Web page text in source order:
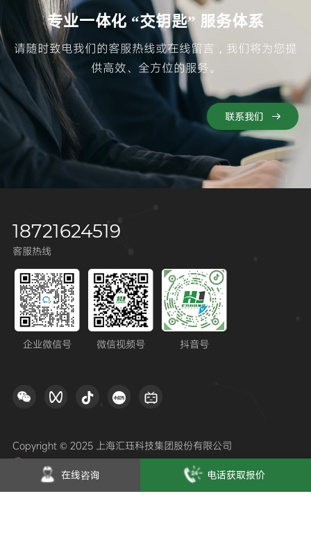
专业一体化 “交钥匙” 服务体系
请随时致电我们的客服热线或在线留言，我们将为您提
供高效、全方位的服务。
联系我们
18721624519
客服热线
企业微信号 微信视频号 抖音号
Copyright © 2025 上海汇珏科技集团股份有限公司
沪公网安备31012002006823号
沪ICP备12028840号-13
隐私政策 联系我们
在线咨询 电话获取报价